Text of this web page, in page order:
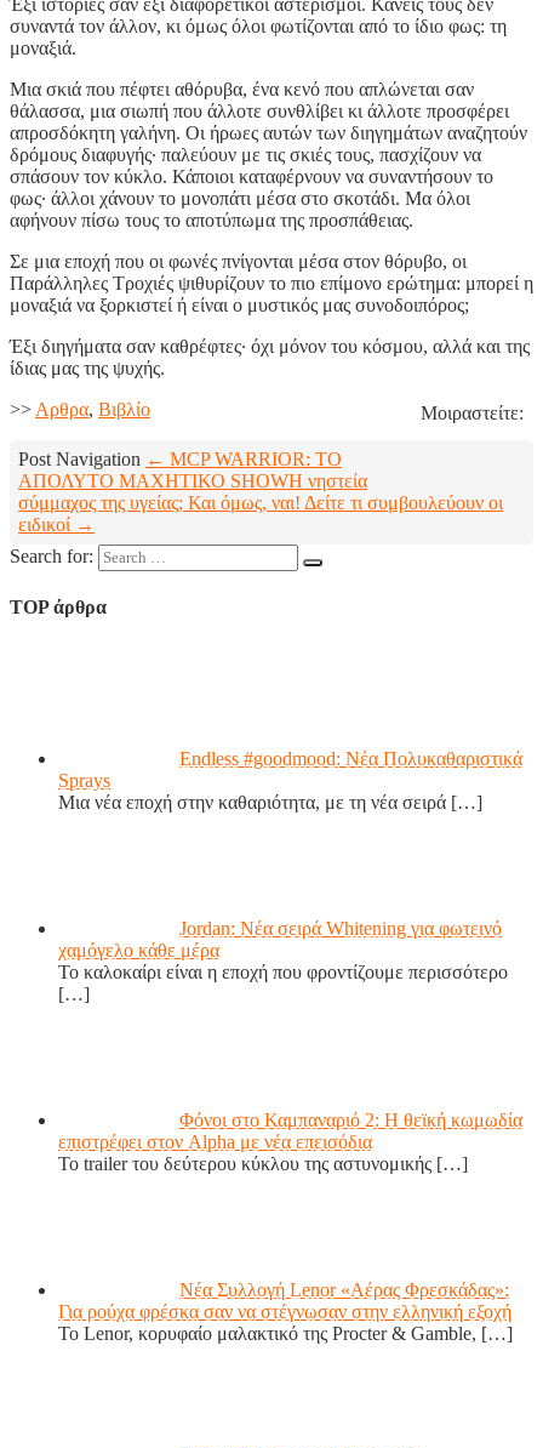
συναντά τον άλλον, κι όμως όλοι φωτίζονται από το ίδιο φως: τη
μοναξιά.
Μια σκιά που πέφτει αθόρυβα, ένα κενό που απλώνεται σαν
θάλασσα, μια σιωπή που άλλοτε συνθλίβει κι άλλοτε προσφέρει
απροσδόκητη γαλήνη. Οι ήρωες αυτών των διηγημάτων αναζητούν
δρόμους διαφυγής∙ παλεύουν με τις σκιές τους, πασχίζουν να
σπάσουν τον κύκλο. Κάποιοι καταφέρνουν να συναντήσουν το
φως∙ άλλοι χάνουν το μονοπάτι μέσα στο σκοτάδι. Μα όλοι
αφήνουν πίσω τους το αποτύπωμα της προσπάθειας.
Σε μια εποχή που οι φωνές πνίγονται μέσα στον θόρυβο, οι
Παράλληλες Τροχιές ψιθυρίζουν το πιο επίμονο ερώτημα: μπορεί η
μοναξιά να ξορκιστεί ή είναι ο μυστικός μας συνοδοιπόρος;
Έξι διηγήματα σαν καθρέφτες∙ όχι μόνον του κόσμου, αλλά και της
ίδιας μας της ψυχής.
Μοιραστείτε:
>> Aρθρα, Βιβλίο
Post Navigation ← MCP WARRIOR: ΤΟ
ΑΠΟΛΥΤΟ ΜΑΧΗΤΙΚΟ SHOWΗ νηστεία
σύμμαχος της υγείας; Και όμως, ναι! Δείτε τι συμβουλεύουν οι
ειδικοί →
Search for:
TOP άρθρα
Endless #goodmood: Νέα Πολυκαθαριστικά
Sprays
Μια νέα εποχή στην καθαριότητα, με τη νέα σειρά […]
Jordan: Νέα σειρά Whitening για φωτεινό
χαμόγελο κάθε μέρα
Το καλοκαίρι είναι η εποχή που φροντίζουμε περισσότερο
[…]
Φόνοι στο Καμπαναριό 2: Η θεϊκή κωμωδία
επιστρέφει στον Alpha με νέα επεισόδια
Το trailer του δεύτερου κύκλου της αστυνομικής […]
Νέα Συλλογή Lenor «Αέρας Φρεσκάδας»:
Για ρούχα φρέσκα σαν να στέγνωσαν στην ελληνική εξοχή
Το Lenor, κορυφαίο μαλακτικό της Procter & Gamble, […]